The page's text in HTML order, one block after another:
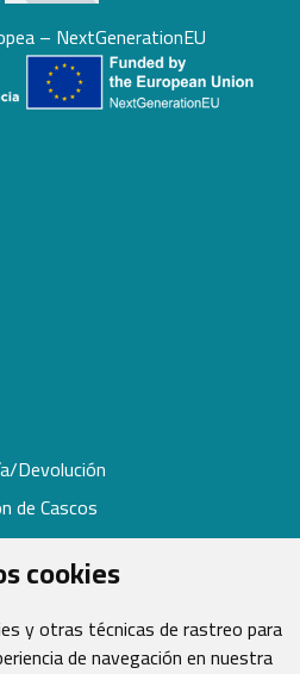
cookies
y otras técnicas de rastreo para
de navegación en nuestra
– NextGenerationEU
Devolución
de Cascos
13
- España